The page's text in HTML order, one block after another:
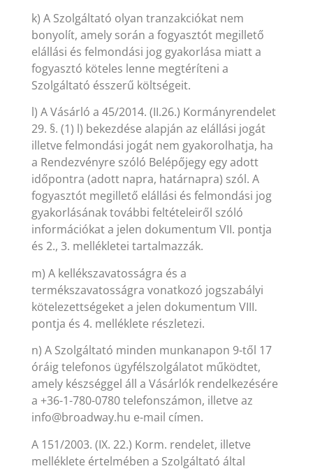
k) A Szolgáltató olyan tranzakciókat nem
bonyolít, amely során a fogyasztót megillető
elállási és felmondási jog gyakorlása miatt a
fogyasztó köteles lenne megtéríteni a
Szolgáltató ésszerű költségeit.
l) A Vásárló a 45/2014. (II.26.) Kormányrendelet
29. §. (1) l) bekezdése alapján az elállási jogát
illetve felmondási jogát nem gyakorolhatja, ha
a Rendezvényre szóló Belépőjegy egy adott
időpontra (adott napra, határnapra) szól. A
fogyasztót megillető elállási és felmondási jog
gyakorlásának további feltételeiről szóló
információkat a jelen dokumentum VII. pontja
és 2., 3. mellékletei tartalmazzák.
m) A kellékszavatosságra és a
termékszavatosságra vonatkozó jogszabályi
kötelezettségeket a jelen dokumentum VIII.
pontja és 4. melléklete részletezi.
n) A Szolgáltató minden munkanapon 9-től 17
óráig telefonos ügyfélszolgálatot működtet,
amely készséggel áll a Vásárlók rendelkezésére
a +36-1-780-0780 telefonszámon, illetve az
info@broadway.hu e-mail címen.
A 151/2003. (IX. 22.) Korm. rendelet, illetve
melléklete értelmében a Szolgáltató által